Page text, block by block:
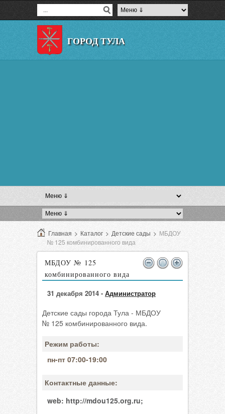
ГОРОД ТУЛА
Главная > Каталог > Детские сады > МБДОУ
№ 125 комбинированного вида
МБДОУ № 125
комбинированного вида
31 декабря 2014 - Администратор
Детские сады города Тула - МБДОУ
№ 125 комбинированного вида.
Режим работы:
пн-пт 07:00-19:00
Контактные данные:
web: http://mdou125.org.ru;